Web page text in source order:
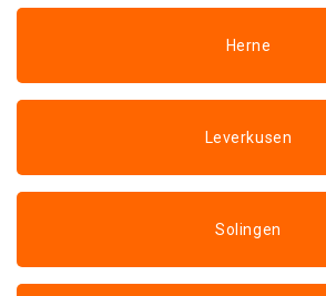
Herne
Leverkusen
Solingen